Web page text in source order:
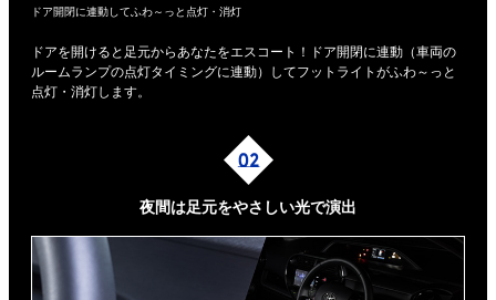
ドア開閉に連動してふわ～っと点灯・消灯
ドアを開けると足元からあなたをエスコート！ドア開閉に連動（車両の
ルームランプの点灯タイミングに連動）してフットライトがふわ～っと
点灯・消灯します。
夜間は足元をやさしい光で演出